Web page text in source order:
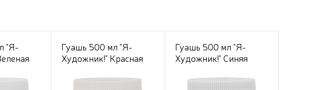
"Я-
Гуашь 500 мл "Я-
Художник!" Красная
Гуашь 500 мл "Я-
Художник!" Синяя